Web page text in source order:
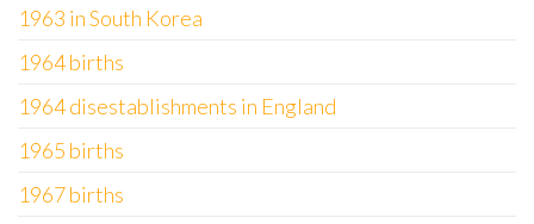
1963 in South Korea
1964 births
1964 disestablishments in England
1965 births
1967 births